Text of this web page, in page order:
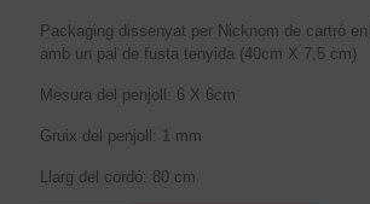
Packaging dissenyat per Nicknom de cartró
amb un pal de fusta tenyida (40cm X 7,5 cm)
Mesura del penjoll: 6 X 6cm
Gruix del penjoll: 1 mm
Llarg del cordó: 80 cm